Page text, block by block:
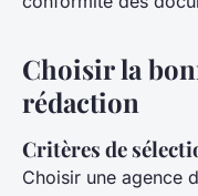
Choisir la
rédaction
Critères de
Choisir une agence